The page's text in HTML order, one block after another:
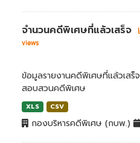
จำนวนคดีพิเศษที่แล้วเสร็จ
views
ข้อมูลรายงานคดีพิเศษที่แล้วเส
สอบสวนคดีพิเศษ
XLS CSV
กองบริหารคดีพิเศษ (กบพ.)